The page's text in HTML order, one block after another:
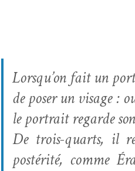
Lorsqu’on fait un
de pos­er un vis­age :
le por­trait regarde
De trois-quarts, il
postérité, comme